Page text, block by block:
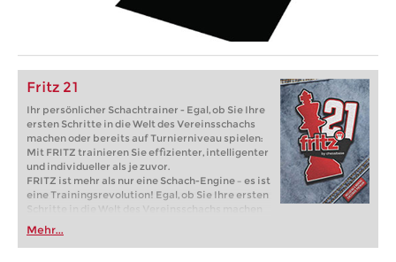
Fritz 21
Ihr persönlicher Schachtrainer - Egal, ob Sie Ihre
ersten Schritte in die Welt des Vereinsschachs
machen oder bereits auf Turnierniveau spielen:
Mit FRITZ trainieren Sie effizienter, intelligenter
und individueller als je zuvor.
FRITZ ist mehr als nur eine Schach-Engine – es ist
eine Trainingsrevolution! Egal, ob Sie Ihre ersten
Schritte in die Welt des Vereinsschachs machen
oder bereits auf Turnierniveau spielen: Mit
FRITZ trainieren Sie effizienter, intelligenter und
individueller als je zuvor.
Mehr...